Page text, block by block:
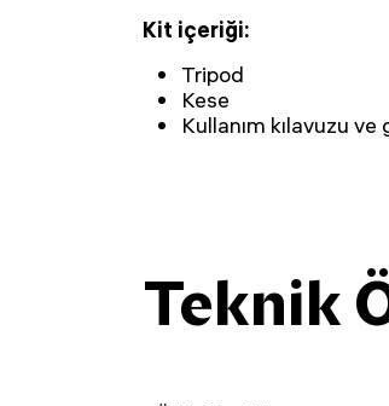
Kit içeriği:
Tripod
Kese
Kullanım kılavuzu ve
Teknik